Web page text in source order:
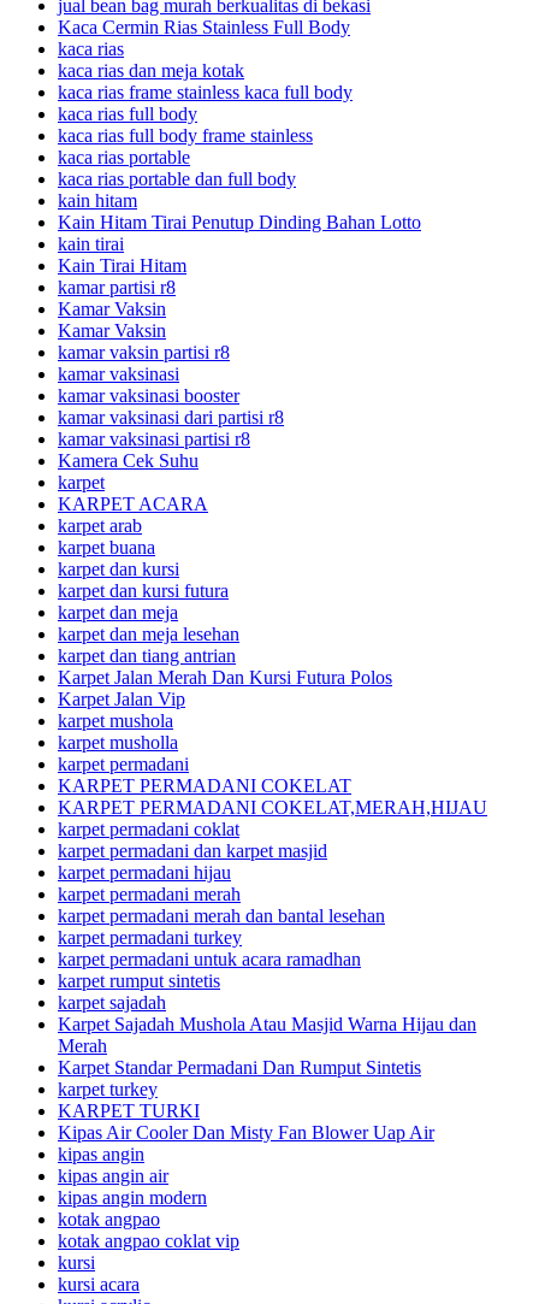
jual bean bag murah berkualitas di bekasi
Kaca Cermin Rias Stainless Full Body
kaca rias
kaca rias dan meja kotak
kaca rias frame stainless kaca full body
kaca rias full body
kaca rias full body frame stainless
kaca rias portable
kaca rias portable dan full body
kain hitam
Kain Hitam Tirai Penutup Dinding Bahan Lotto
kain tirai
Kain Tirai Hitam
kamar partisi r8
Kamar Vaksin
Kamar Vaksin
kamar vaksin partisi r8
kamar vaksinasi
kamar vaksinasi booster
kamar vaksinasi dari partisi r8
kamar vaksinasi partisi r8
Kamera Cek Suhu
karpet
KARPET ACARA
karpet arab
karpet buana
karpet dan kursi
karpet dan kursi futura
karpet dan meja
karpet dan meja lesehan
karpet dan tiang antrian
Karpet Jalan Merah Dan Kursi Futura Polos
Karpet Jalan Vip
karpet mushola
karpet musholla
karpet permadani
KARPET PERMADANI COKELAT
KARPET PERMADANI COKELAT,MERAH,HIJAU
karpet permadani coklat
karpet permadani dan karpet masjid
karpet permadani hijau
karpet permadani merah
karpet permadani merah dan bantal lesehan
karpet permadani turkey
karpet permadani untuk acara ramadhan
karpet rumput sintetis
karpet sajadah
Karpet Sajadah Mushola Atau Masjid Warna Hijau dan
Merah
Karpet Standar Permadani Dan Rumput Sintetis
karpet turkey
KARPET TURKI
Kipas Air Cooler Dan Misty Fan Blower Uap Air
kipas angin
kipas angin air
kipas angin modern
kotak angpao
kotak angpao coklat vip
kursi
kursi acara